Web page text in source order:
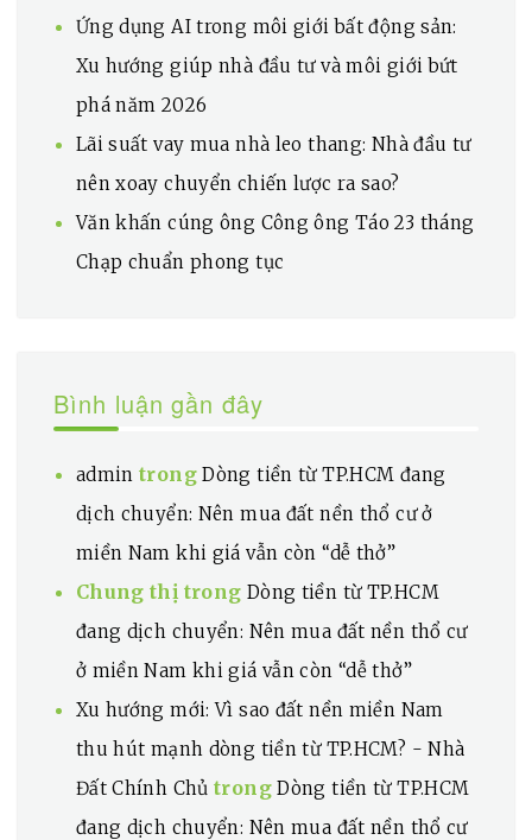
Ứng dụng AI trong môi giới bất động sản:
Xu hướng giúp nhà đầu tư và môi giới bứt
phá năm 2026
Lãi suất vay mua nhà leo thang: Nhà đầu tư
nên xoay chuyển chiến lược ra sao?
Văn khấn cúng ông Công ông Táo 23 tháng
Chạp chuẩn phong tục
Bình luận gần đây
admin trongDòng tiền từ TP.HCM đang
dịch chuyển: Nên mua đất nền thổ cư ở
miền Nam khi giá vẫn còn “dễ thở”
Chung thị trong Dòng tiền từ TP.HCM
đang dịch chuyển: Nên mua đất nền thổ cư
ở miền Nam khi giá vẫn còn “dễ thở”
Xu hướng mới: Vì sao đất nền miền Nam
thu hút mạnh dòng tiền từ TP.HCM? - Nhà
Đất Chính Chủ trongDòng tiền từ TP.HCM
đang dịch chuyển: Nên mua đất nền thổ cư